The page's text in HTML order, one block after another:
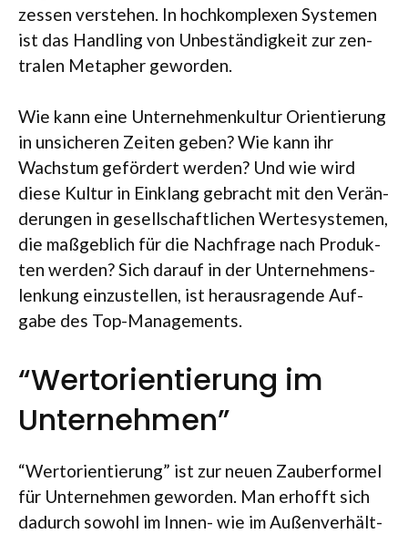
zes­sen ver­ste­hen. In hoch­kom­ple­xen Sys­te­men
ist das Hand­ling von Unbe­stän­dig­keit zur zen­
tra­len Meta­pher geworden.
Wie kann eine Unter­neh­men­kul­tur Ori­en­tie­rung
in unsi­che­ren Zei­ten geben? Wie kann ihr
Wachs­tum geför­dert wer­den? Und wie wird
diese Kul­tur in Ein­klang gebracht mit den Ver­än­
de­run­gen in gesell­schaft­li­chen Wer­te­sys­te­men,
die maß­geb­lich für die Nach­frage nach Pro­duk­
ten wer­den? Sich dar­auf in der Unter­neh­mens­
len­kung ein­zu­stel­len, ist her­aus­ra­gende Auf­
gabe des Top-Managements.
“Wertorientierung im
Unternehmen”
“Wert­ori­en­tie­rung” ist zur neuen Zau­ber­for­mel
für Unter­neh­men gewor­den. Man erhofft sich
dadurch sowohl im Innen- wie im Außen­ver­hält­